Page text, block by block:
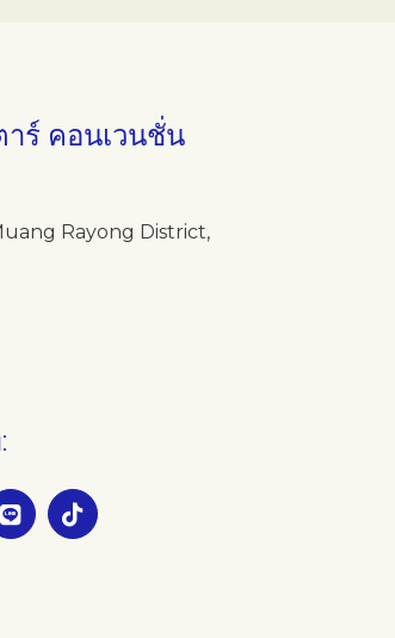
าร์ คอนเวนชั่น
Rayong District,